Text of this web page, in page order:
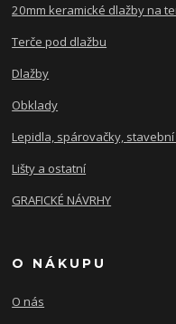
20mm keramické dlažby na
Terče pod dlažbu
Dlažby
Obklady
Lepidla, spárovačky,
Lišty a ostatní
GRAFICKÉ NÁVRHY
O NÁKUPU
O nás